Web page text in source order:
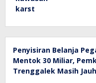
Penyisiran Belanja
Mentok 30 Miliar,
Trenggalek Masih